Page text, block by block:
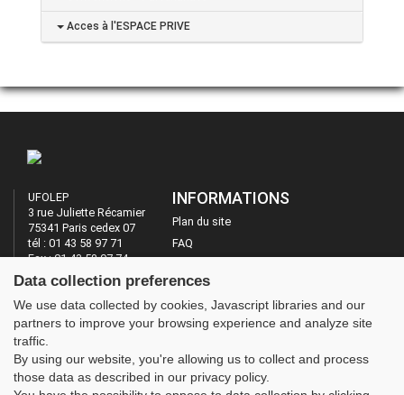
Acces à l'ESPACE PRIVE
UFOLEP
3 rue Juliette Récamier
75341 Paris cedex 07
tél : 01 43 58 97 71
Fax : 01 43 58 97 74
INFORMATIONS
Plan du site
FAQ
Administration
LES SITES DE L'UFOLEP
Guide Asso
Communication Asso
Inscriptions évènements
Data collection preferences
We use data collected by cookies, Javascript libraries and our
partners to improve your browsing experience and analyze site
traffic.
By using our website, you're allowing us to collect and process
those data as described in our privacy policy.